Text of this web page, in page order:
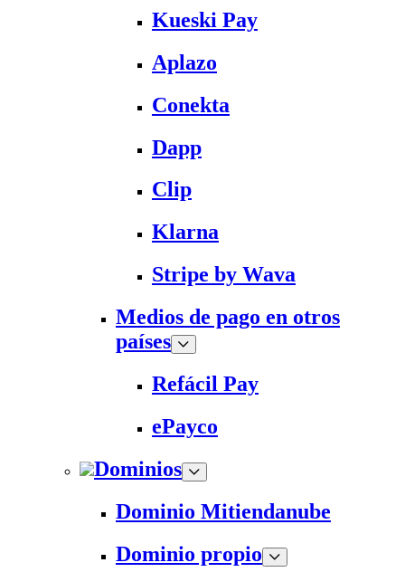
Kueski Pay
Aplazo
Conekta
Dapp
Clip
Klarna
Stripe by Wava
Medios de pago en otros
países
Refácil Pay
ePayco
Dominios
Dominio Mitiendanube
Dominio propio